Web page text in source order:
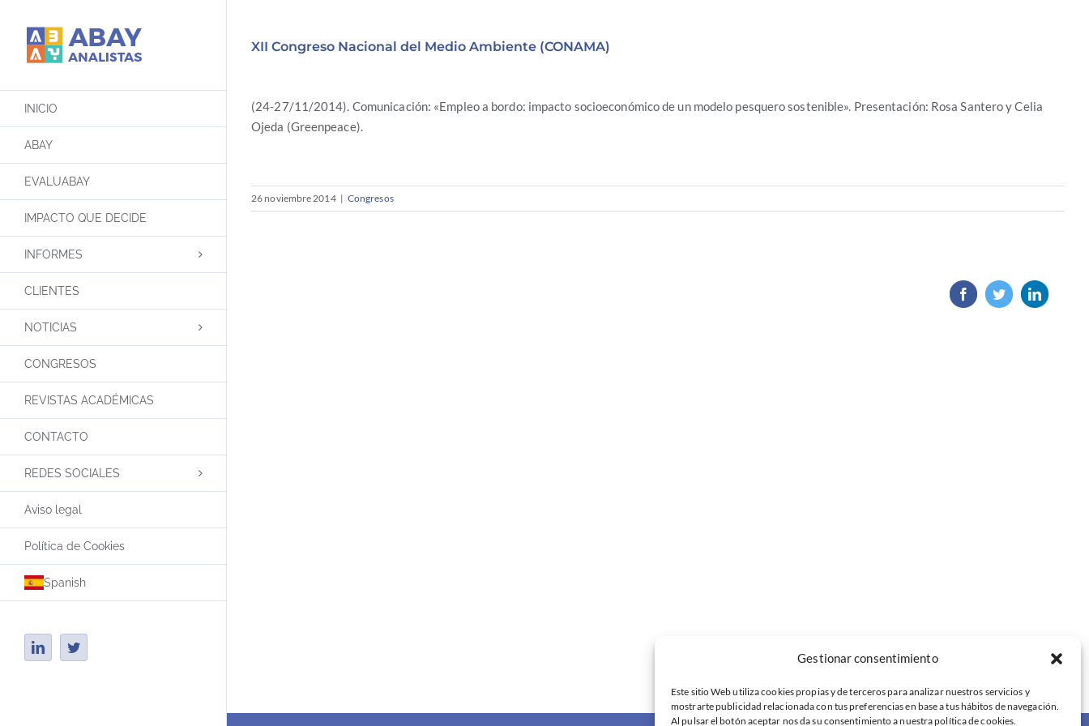
Gestionar consentimiento
Este sitio Web utiliza cookies propias y de terceros para analizar nuestros servicios y
mostrarte publicidad relacionada con tus preferencias en base a tus hábitos de navegación.
Al pulsar el botón aceptar nos da su consentimiento a nuestra política de cookies.
contenido
INICIO
ABAY
EVALUABAY
IMPACTO QUE DECIDE
INFORMES
CLIENTES
NOTICIAS
CONGRESOS
REVISTAS ACADÉMICAS
CONTACTO
REDES SOCIALES
Aviso legal
Política de Cookies
Spanish
LinkedInTwitter
XII Congreso Nacional del Medio Ambiente (CONAMA)
(24-27/11/2014). Comunicación: «Empleo a bordo: impacto socioeconómico de un modelo pesquero sostenible». Presentación: Rosa Santero y Celia
Ojeda (Greenpeace).
26 noviembre 2014 | Congresos
FacebookTwitterLinkedIn